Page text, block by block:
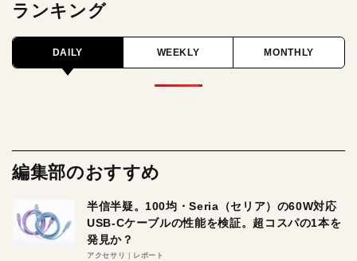
ランキング
DAILY WEEKLY MONTHLY
編集部のおすすめ
半信半疑。100均・Seria（セリア）の60W対応
USB-Cケーブルの性能を検証。超コスパの1本を
発見か？
アクセサリ レポート